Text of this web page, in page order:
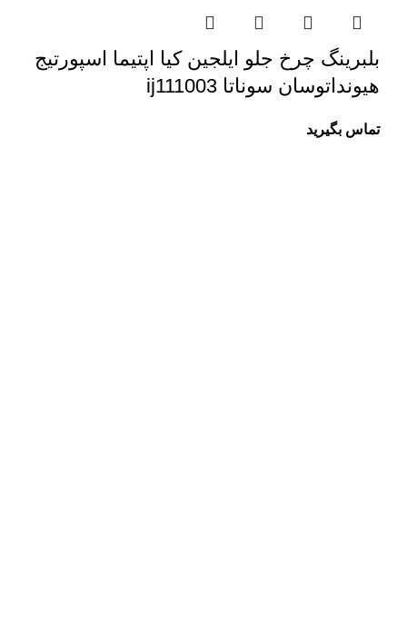
بلبرینگ چرخ جلو ایلجین کیا اپتیما اسپورتیج
هیونداتوسان سوناتا ij111003
تماس بگیرید